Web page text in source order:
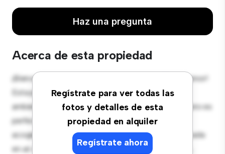
Haz una pregunta
Acerca de esta propiedad
Regístrate para ver todas las
fotos y detalles de esta
propiedad en alquiler
Regístrate ahora
¡Bienvenido a tu nuevo oasis suburbano en Campoamor!
Esta preciosa casa de 3 habitaciones ofrece un
ambiente espacioso y acogedor. El gran jardín trasero es
perfecto para reuniones al aire libre, y el interior
acogedor proporciona un refugio confortable. Ubicada
en un vecindario familiar, tendrás acceso a parques,